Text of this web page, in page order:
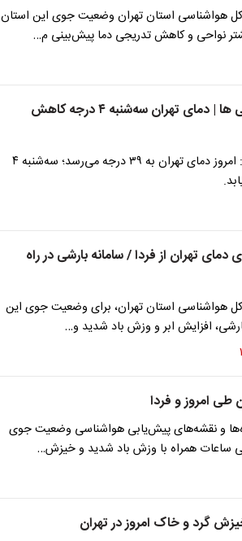
کل هواشناسی استان تهران وضعیت جوی این استان
نواحی و کاهش تدریجی دما پیش‌بینی م…
خبر داغ برای تهرانی ها | دمای تهران سه‌شنبه ۴ درجه کاهش
کارشناس هواشناسی: امروز دمای تهران به ۳۹ درجه می‌رسد؛ سه‌شنبه ۴
۷ درجه‌ای دمای تهران از فردا / سامانه بارشی در راه
کل هواشناسی استان تهران، برای وضعیت جوی این
افزایش ابر و وزش باد شدید و…
طی امروز و فردا
و نقشه‌های پیش‌یابی هواشناسی وضعیت جوی
ساعات همراه با وزش باد شدید و خیزش…
گرد و خاک امروز در تهران